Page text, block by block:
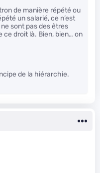
de manière répété ou
un salarié, ce n’est
sont pas des êtres
ce droit là. Bien, bien… on
de la hiérarchie.